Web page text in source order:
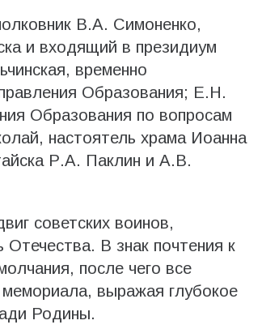
В.А. Симоненко,
и входящий в президиум
временно
Образования; Е.Н.
Образования по вопросам
настоятель храма Иоанна
Р.А. Паклин и А.В.
советских воинов,
В знак почтения к
после чего все
выражая глубокое
Родины.